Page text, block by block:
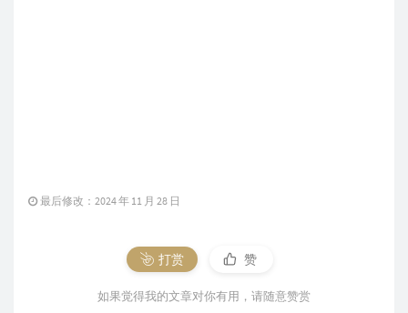
最后修改：2024 年 11 月 28 日
打赏 赞
如果觉得我的文章对你有用，请随意赞赏